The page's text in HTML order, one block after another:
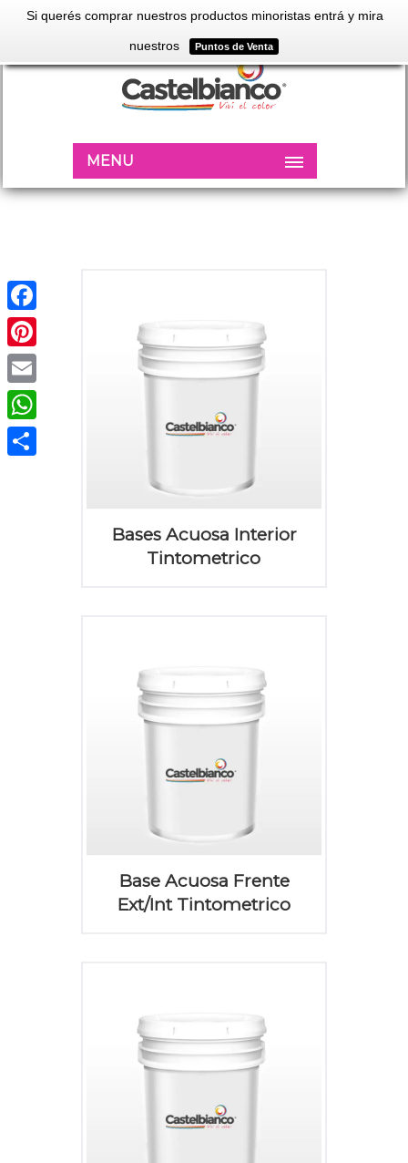
Si querés comprar nuestros productos minoristas entrá y mira
nuestros Puntos de Venta
MENU
Bases Acuosa Interior
Tintometrico
Base Acuosa Frente
Ext/Int Tintometrico
Facebook
Pinterest
Email
WhatsApp